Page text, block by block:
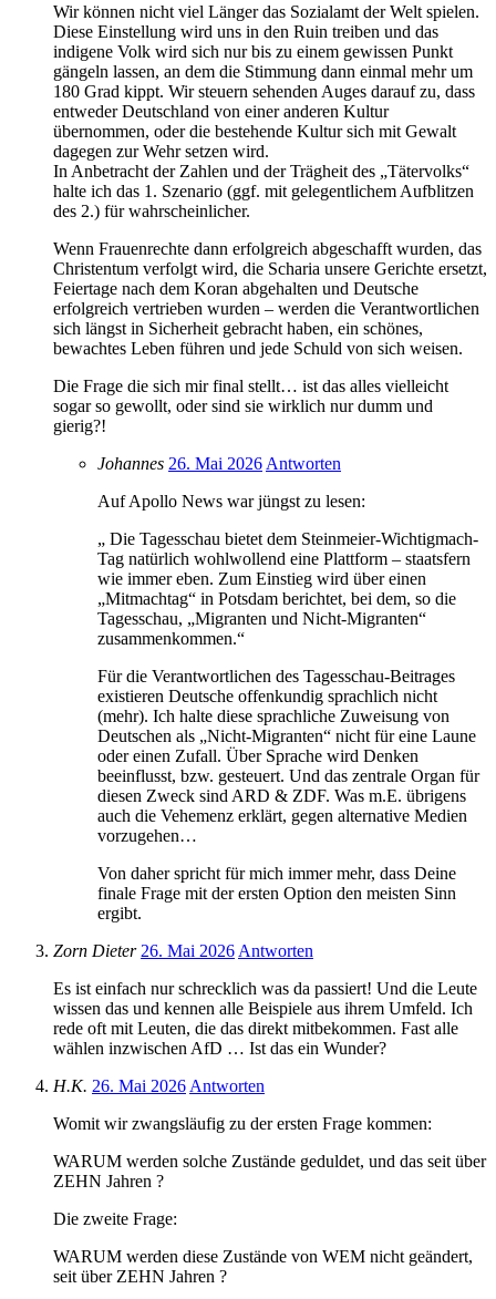
Wir können nicht viel Länger das Sozialamt der Welt spielen.
Diese Einstellung wird uns in den Ruin treiben und das
indigene Volk wird sich nur bis zu einem gewissen Punkt
gängeln lassen, an dem die Stimmung dann einmal mehr um
180 Grad kippt. Wir steuern sehenden Auges darauf zu, dass
entweder Deutschland von einer anderen Kultur
übernommen, oder die bestehende Kultur sich mit Gewalt
dagegen zur Wehr setzen wird.
In Anbetracht der Zahlen und der Trägheit des „Tätervolks“
halte ich das 1. Szenario (ggf. mit gelegentlichem Aufblitzen
des 2.) für wahrscheinlicher.
Wenn Frauenrechte dann erfolgreich abgeschafft wurden, das
Christentum verfolgt wird, die Scharia unsere Gerichte ersetzt,
Feiertage nach dem Koran abgehalten und Deutsche
erfolgreich vertrieben wurden – werden die Verantwortlichen
sich längst in Sicherheit gebracht haben, ein schönes,
bewachtes Leben führen und jede Schuld von sich weisen.
Die Frage die sich mir final stellt… ist das alles vielleicht
sogar so gewollt, oder sind sie wirklich nur dumm und
gierig?!
Johannes 26. Mai 2026 Antworten
Auf Apollo News war jüngst zu lesen:
„ Die Tagesschau bietet dem Steinmeier-Wichtigmach-
Tag natürlich wohlwollend eine Plattform – staatsfern
wie immer eben. Zum Einstieg wird über einen
„Mitmachtag“ in Potsdam berichtet, bei dem, so die
Tagesschau, „Migranten und Nicht-Migranten“
zusammenkommen.“
Für die Verantwortlichen des Tagesschau-Beitrages
existieren Deutsche offenkundig sprachlich nicht
(mehr). Ich halte diese sprachliche Zuweisung von
Deutschen als „Nicht-Migranten“ nicht für eine Laune
oder einen Zufall. Über Sprache wird Denken
beeinflusst, bzw. gesteuert. Und das zentrale Organ für
diesen Zweck sind ARD & ZDF. Was m.E. übrigens
auch die Vehemenz erklärt, gegen alternative Medien
vorzugehen…
Von daher spricht für mich immer mehr, dass Deine
finale Frage mit der ersten Option den meisten Sinn
ergibt.
Zorn Dieter 26. Mai 2026 Antworten
Es ist einfach nur schrecklich was da passiert! Und die Leute
wissen das und kennen alle Beispiele aus ihrem Umfeld. Ich
rede oft mit Leuten, die das direkt mitbekommen. Fast alle
wählen inzwischen AfD … Ist das ein Wunder?
H.K. 26. Mai 2026 Antworten
Womit wir zwangsläufig zu der ersten Frage kommen:
WARUM werden solche Zustände geduldet, und das seit über
ZEHN Jahren ?
Die zweite Frage:
WARUM werden diese Zustände von WEM nicht geändert,
seit über ZEHN Jahren ?